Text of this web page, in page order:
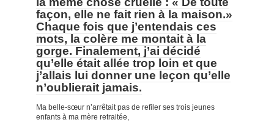
façon, elle ne fait rien à la maison.»
Chaque fois que j’entendais ces
mots, la colère me montait à la
gorge. Finalement, j’ai décidé
qu’elle était allée trop loin et que
j’allais lui donner une leçon qu’elle
n’oublierait jamais.
Ma belle-sœur n’arrêtait pas de refiler ses trois jeunes
enfants à ma mère retraitée,